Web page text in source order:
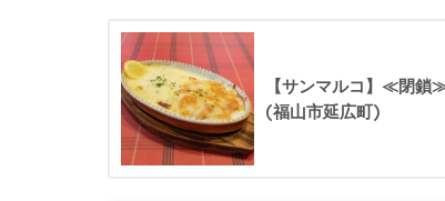
【サンマルコ】≪閉鎖
(福山市延広町)